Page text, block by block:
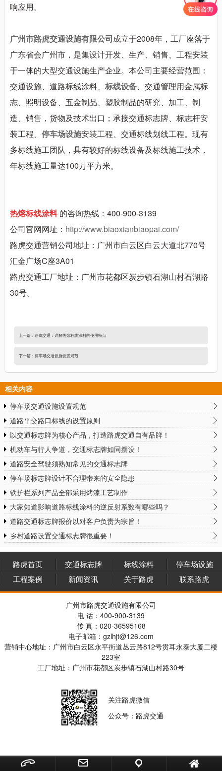
响应用。
广州市路虎交通设施有限公司成立于2008年，工厂座落于
广东省会广州市，是集设计开发、生产、销售、工程安装
于一体的大型交通设施生产企业。本公司主要经营范围：
交通设施、道路标线涂料、 标线设备、交通管理用金属标
志、照明设备、五金制品、塑胶制品的研究、加工、制
造、销售，货物及技术出口；承接交通标志牌、标志杆安
装工程、 停车场设施安装工程、交通标线划线工程。现有
多标线施工团队，具有较好的标线设备及标线施工技术，
年标线施工量达100万平方米。
热熔标线涂料 的咨询热线：400-900-3139
公司官网网址： http://www.biaoxianbiaopai.com/
路虎交通营销公司地址：广州市白云区白云大道北770号
汇金广场C座3A01
路虎交通工厂地址：广州市花都区炭步镇石湖山村石湖路
30号。
上一篇： 路虎交通：详解热熔标线涂料的使用特点
下一篇： 停车场交通设施设置规范
相关内容
停车场交通设施设置规范
道路平交路口标线的设置原则
以交通标志牌为核心产品，打造路虎交通自有品牌！
机动车与行人争道，交通标志牌如同摆设！
道路安全驾驶须熟知常见的交通标志牌
停车场标志牌设计不合理带来的安全隐患
铁护栏系列产品全部采用烤漆工艺制作
大家知道影响道路标线涂料的逆反射系数有哪些吗？
道路交通标志牌报价以对客户负责为宗旨！
乡村道路设置交通标志牌很重要！
路虎首页 交通标志牌 标线涂料
停车场设施
工程案例
新闻资讯 关于路虎 联系路虎
广州市路虎交通设施有限公司
电 话：400-900-3139
传 真：020-36595168
电子邮箱：gzlhjt@126.com
营销中心地址：广州市白云区永平街道丛云路812号贯耳永泰大厦二楼
223室
工厂地址：广州市花都区炭步镇石湖山村路30号
关注路虎微信
公众号：路虎交通